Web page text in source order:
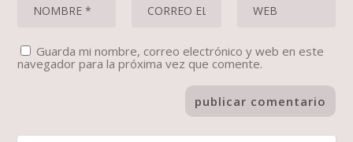
Guarda mi nombre, correo electrónico y web en este
navegador para la próxima vez que comente.